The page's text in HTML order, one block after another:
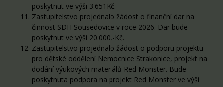
poskytnut ve výši 3.651Kč.
Zastupitelstvo projednalo žádost o finanční dar na
činnost SDH Sousedovice v roce 2026. Dar bude
poskytnut ve výši 20.000,-Kč.
Zastupitelstvo projednalo žádost o podporu projektu
pro dětské oddělení Nemocnice Strakonice, projekt na
dodání výukových materiálů Red Monster. Bude
poskytnuta podpora na projekt Red Monster ve výši